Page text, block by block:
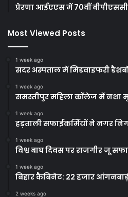
प्रेरणा आईएएस में 70वीं
Most Viewed Posts
1 week ago
सदर अस्पताल में मिडवाइफरी
1 week ago
समस्तीपुर महिला कॉलेज में नशा
1 week ago
हड़ताली सफाईकर्मियों ने नगर
1 week ago
विश्व बाघ दिवस पर राजगीर जू
1 week ago
बिहार कैबिनेट: 22 हजार
2 weeks ago